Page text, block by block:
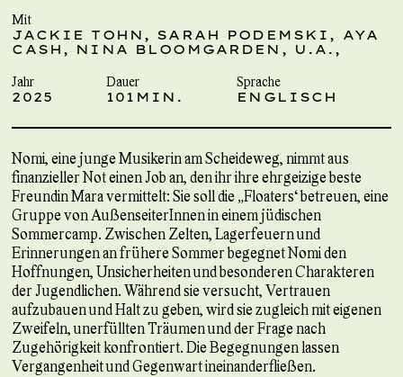
Mit
JACKIE TOHN, SARAH PODEMSKI, AYA
CASH, NINA BLOOMGARDEN, U.A.,
Jahr
2025
Dauer
101MIN.
Sprache
ENGLISCH
Nomi, eine junge Musikerin am Scheideweg, nimmt aus
finanzieller Not einen Job an, den ihr ihre ehrgeizige beste
Freundin Mara vermittelt: Sie soll die „Floaters“ betreuen, eine
Gruppe von AußenseiterInnen in einem jüdischen
Sommercamp. Zwischen Zelten, Lagerfeuern und
Erinnerungen an frühere Sommer begegnet Nomi den
Hoffnungen, Unsicherheiten und besonderen Charakteren
der Jugendlichen. Während sie versucht, Vertrauen
aufzubauen und Halt zu geben, wird sie zugleich mit eigenen
Zweifeln, unerfüllten Träumen und der Frage nach
Zugehörigkeit konfrontiert. Die Begegnungen lassen
Vergangenheit und Gegenwart ineinanderfließen.